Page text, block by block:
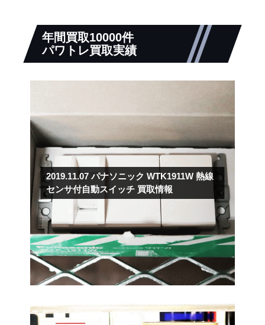
年間買取10000件
パワトレ買取実績
2019.11.07 パナソニック WTK1911W 熱線
センサ付自動スイッチ 買取情報